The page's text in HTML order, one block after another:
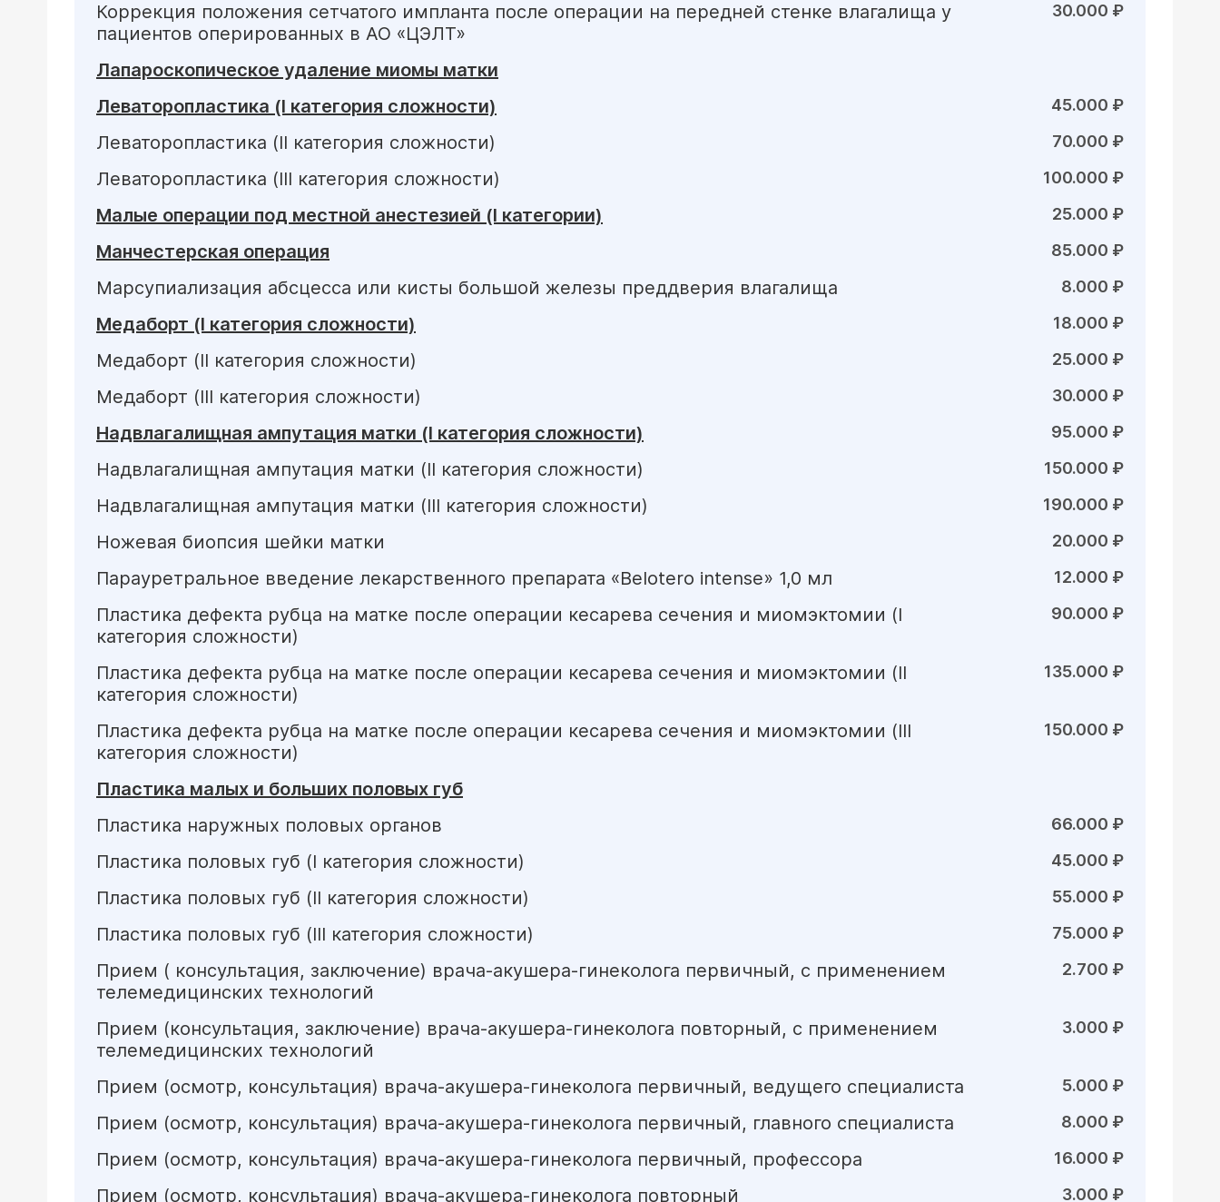
Коррекция положения сетчатого импланта после операции на передней стенке влагалища у
пациентов оперированных в АО «ЦЭЛТ»
30.000 ₽
Лапароскопическое удаление миомы матки
Леваторопластика (I категория сложности)
45.000 ₽
Леваторопластика (II категория сложности) 70.000 ₽
Леваторопластика (III категория сложности) 100.000 ₽
Малые операции под местной анестезией (I категории) 25.000 ₽
Манчестерская операция 85.000 ₽
Марсупиализация абсцесса или кисты большой железы преддверия влагалища 8.000 ₽
Медаборт (I категория сложности) 18.000 ₽
Медаборт (II категория сложности) 25.000 ₽
Медаборт (III категория сложности) 30.000 ₽
Надвлагалищная ампутация матки (I категория сложности) 95.000 ₽
Надвлагалищная ампутация матки (II категория сложности) 150.000 ₽
Надвлагалищная ампутация матки (III категория сложности) 190.000 ₽
Ножевая биопсия шейки матки 20.000 ₽
Парауретральное введение лекарственного препарата «Belotero intense» 1,0 мл 12.000 ₽
Пластика дефекта рубца на матке после операции кесарева сечения и миомэктомии (I
категория сложности)
90.000 ₽
Пластика дефекта рубца на матке после операции кесарева сечения и миомэктомии (II
категория сложности)
135.000 ₽
Пластика дефекта рубца на матке после операции кесарева сечения и миомэктомии (III
категория сложности)
150.000 ₽
Пластика малых и больших половых губ
Пластика наружных половых органов
66.000 ₽
Пластика половых губ (I категория сложности) 45.000 ₽
Пластика половых губ (II категория сложности) 55.000 ₽
Пластика половых губ (III категория сложности) 75.000 ₽
Прием ( консультация, заключение) врача-акушера-гинеколога первичный, с применением
телемедицинских технологий
2.700 ₽
Прием (консультация, заключение) врача-акушера-гинеколога повторный, с применением
телемедицинских технологий
3.000 ₽
Прием (осмотр, консультация) врача-акушера-гинеколога первичный, ведущего специалиста 5.000 ₽
Прием (осмотр, консультация) врача-акушера-гинеколога первичный, главного специалиста 8.000 ₽
Прием (осмотр, консультация) врача-акушера-гинеколога первичный, профессора 16.000 ₽
Прием (осмотр, консультация) врача-акушера-гинеколога повторный 3.000 ₽